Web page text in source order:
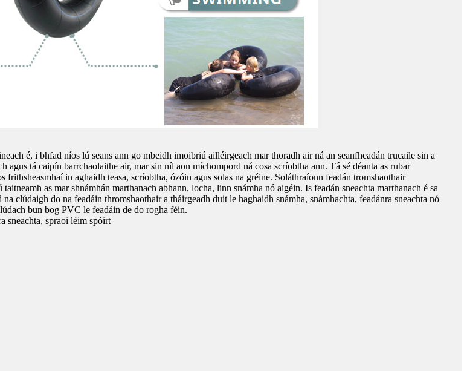
é, i bhfad níos lú seans ann go mbeidh imoibriú ailléirgeach mar thoradh air ná an seanfheadán trucaile sin a
tá caipín barrchaolaithe air, mar sin níl aon míchompord ná cosa scríobtha ann. Tá sé déanta as rubar
in aghaidh teasa, scríobtha, ózóin agus solas na gréine. Soláthraíonn feadán tromshaothair
as mar shnámhán marthanach abhann, locha, linn snámha nó aigéin. Is feadán sneachta marthanach é sa
clúdaigh do na feadáin thromshaothair a tháirgeadh duit le haghaidh snámha, snámhachta, feadánra sneachta nó
bun bog PVC le feadáin de do rogha féin.
sneachta, spraoi léim spóirt